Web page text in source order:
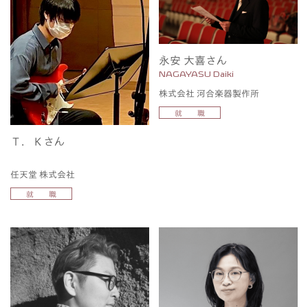
Ｔ．Ｋさん
任天堂 株式会社
就 職
永安 大喜さん
NAGAYASU Daiki
株式会社 河合楽器製作所
就 職